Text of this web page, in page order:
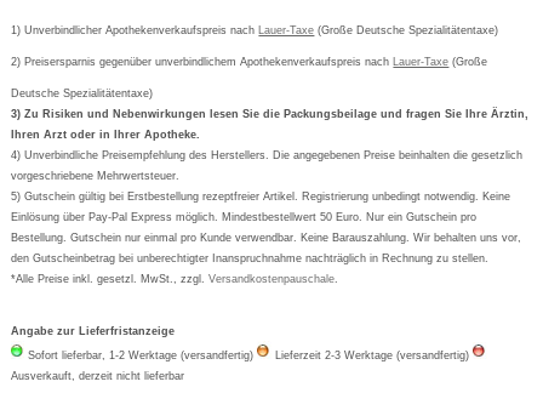
Cookie-Einstellungen
Vertrag widerrufen
Bestellschein ausfüllen
Newsletteranmeldung
Formoline
Wick
Eucerin
Basica
1) Unverbindlicher Apothekenverkaufspreis nach Lauer-Taxe (Große Deutsche Spezialitätentaxe)
2) Preisersparnis gegenüber unverbindlichem Apothekenverkaufspreis nach Lauer-Taxe (Große
Deutsche Spezialitätentaxe)
3) Zu Risiken und Nebenwirkungen lesen Sie die Packungsbeilage und fragen Sie Ihre Ärztin,
Ihren Arzt oder in Ihrer Apotheke.
4) Unverbindliche Preisempfehlung des Herstellers. Die angegebenen Preise beinhalten die gesetzlich
vorgeschriebene Mehrwertsteuer.
5) Gutschein gültig bei Erstbestellung rezeptfreier Artikel. Registrierung unbedingt notwendig. Keine
Einlösung über Pay-Pal Express möglich. Mindestbestellwert 50 Euro. Nur ein Gutschein pro
Bestellung. Gutschein nur einmal pro Kunde verwendbar. Keine Barauszahlung. Wir behalten uns vor,
den Gutscheinbetrag bei unberechtigter Inanspruchnahme nachträglich in Rechnung zu stellen.
*Alle Preise inkl. gesetzl. MwSt., zzgl.Versandkostenpauschale.
Angabe zur Lieferfristanzeige
Sofort lieferbar, 1-2 Werktage (versandfertig)
Lieferzeit 2-3 Werktage (versandfertig)
Ausverkauft, derzeit nicht lieferbar